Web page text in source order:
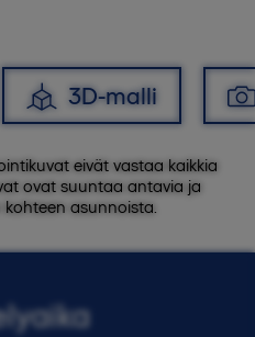
3D-malli
eivät vastaa kaikkia
ovat suuntaa antavia ja
asunnoista.